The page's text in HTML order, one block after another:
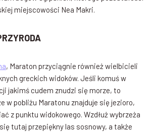
miejscowości Nea Makri.
, Maraton przyciągnie również wielbicieli
greckich widoków. Jeśli komuś w
jakimś cudem znudzi się morze, to
w pobliżu Maratonu znajduje się jezioro,
z punktu widokowego. Wzdłuż wybrzeża
tutaj przepiękny las sosnowy, a także